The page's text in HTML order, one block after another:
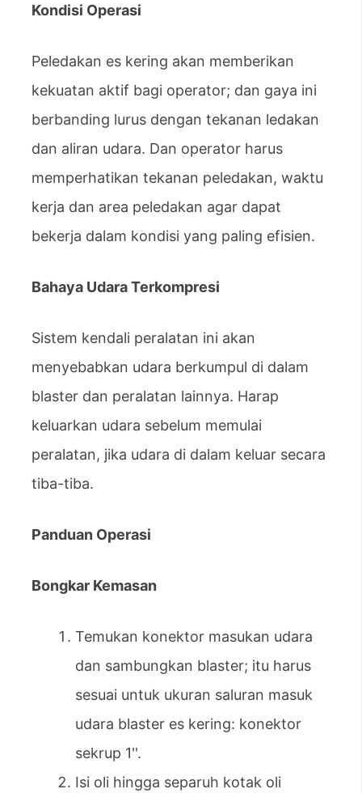
Kondisi Operasi
Peledakan es kering akan memberikan
kekuatan aktif bagi operator; dan gaya ini
berbanding lurus dengan tekanan ledakan
dan aliran udara. Dan operator harus
memperhatikan tekanan peledakan, waktu
kerja dan area peledakan agar dapat
bekerja dalam kondisi yang paling efisien.
Bahaya Udara Terkompresi
Sistem kendali peralatan ini akan
menyebabkan udara berkumpul di dalam
blaster dan peralatan lainnya. Harap
keluarkan udara sebelum memulai
peralatan, jika udara di dalam keluar secara
tiba-tiba.
Panduan Operasi
Bongkar Kemasan
Temukan konektor masukan udara
dan sambungkan blaster; itu harus
sesuai untuk ukuran saluran masuk
udara blaster es kering: konektor
sekrup 1''.
Isi oli hingga separuh kotak oli